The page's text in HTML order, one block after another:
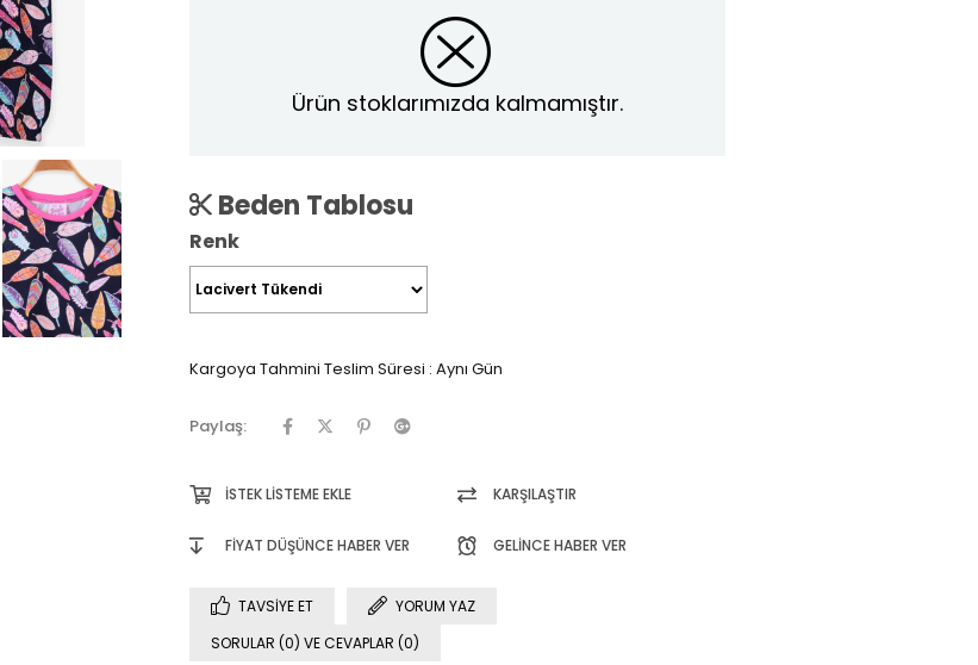
Ürün stoklarımızda kalmamıştır.
Beden Tablosu
Renk
Kargoya Tahmini Teslim Süresi : Aynı Gün
Paylaş:
İSTEK LISTEME EKLE KARŞILAŞTIR
FIYAT DÜŞÜNCE HABER VER GELINCE HABER VER
TAVSIYE ET
YORUM YAZ
SORULAR (0) VE CEVAPLAR (0)